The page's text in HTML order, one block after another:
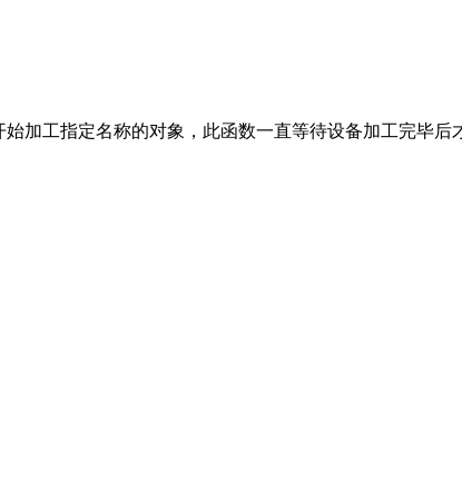
加工指定名称的对象，此函数一直等待设备加工完毕后